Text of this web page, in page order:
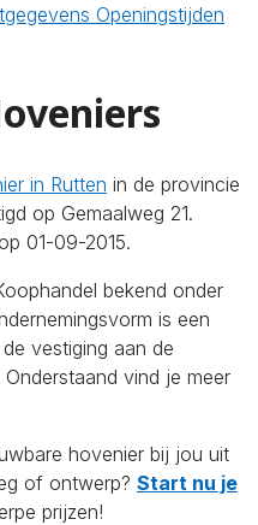
Openingstijden
in Rutten in de provincie
op Gemaalweg 21.
01-09-2015.
bekend onder
is een
vestiging aan de
vind je meer
hovenier bij jou uit
of ontwerp? Start nu je
prijzen!